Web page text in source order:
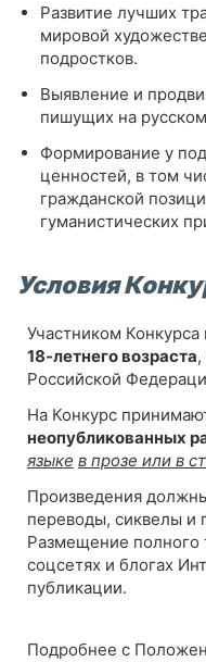
Развитие лучших
мировой
подростков.
Выявление и
пишущих на
Формирование у
ценностей, в том
гражданской
гуманистических
Условия
Участником
18-летнего возраста
Российской
На Конкурс
неопубликованных
языке в прозе или в
Произведения
переводы, сиквелы и
Размещение полного
соцсетях и блогах
публикации.
Подробнее с